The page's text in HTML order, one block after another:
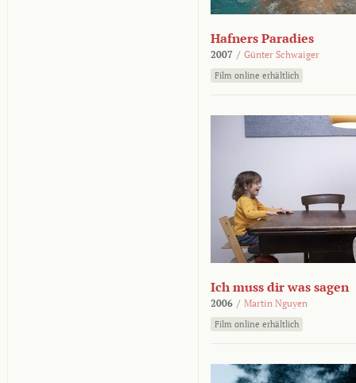
Hafners Paradies
2007 / Günter Schwaiger
Film online erhältlich
Ich muss dir was sagen
2006 / Martin Nguyen
Film online erhältlich